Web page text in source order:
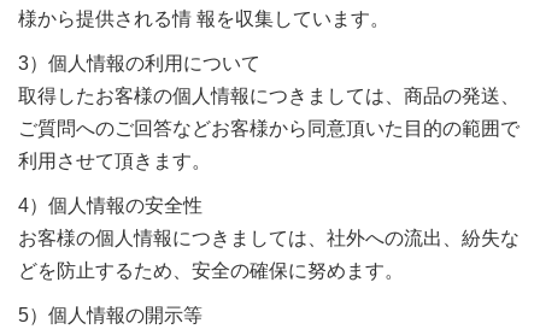
様から提供される情 報を収集しています。
3）個人情報の利用について
取得したお客様の個人情報につきましては、商品の発送、
ご質問へのご回答などお客様から同意頂いた目的の範囲で
利用させて頂きます。
4）個人情報の安全性
お客様の個人情報につきましては、社外への流出、紛失な
どを防止するため、安全の確保に努めます。
5）個人情報の開示等